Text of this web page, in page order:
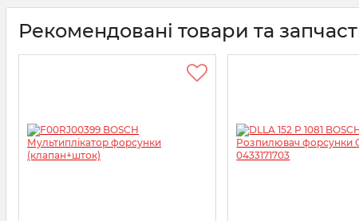
Рекомендовані товари та